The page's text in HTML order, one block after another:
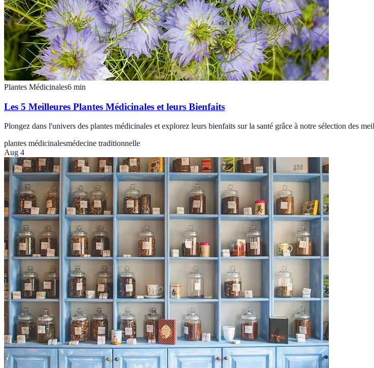
Plantes Médicinales6 min
Les 5 Meilleures Plantes Médicinales et leurs Bienfaits
Plongez dans l'univers des plantes médicinales et explorez leurs bienfaits sur la santé grâce à notre sélection des
plantes médicinalesmédecine traditionnelle
Aug 4